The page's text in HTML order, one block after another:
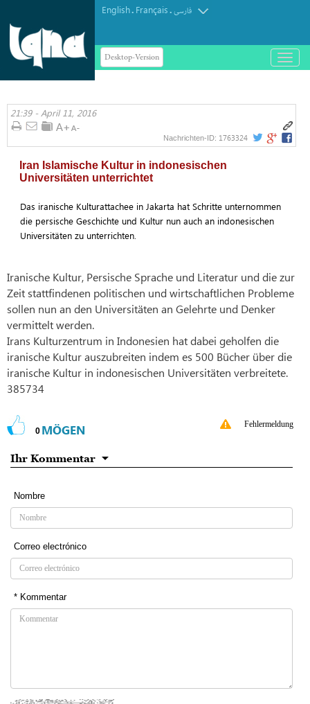
English. Français.فارسی
Desktop-Version
باز
و
کردن
21:39 - April 11, 2016
Nachrichten-ID: 1763324
Iran Islamische Kultur in indonesischen
Universitäten unterrichtet
Das iranische Kulturattachee in Jakarta hat Schritte unternommen
die persische Geschichte und Kultur nun auch an indonesischen
Universitäten zu unterrichten.
Iranische Kultur, Persische Sprache und Literatur und die zur
Zeit stattfindenen politischen und wirtschaftlichen Probleme
sollen nun an den Universitäten an Gelehrte und Denker
vermittelt werden.
Irans Kulturzentrum in Indonesien hat dabei geholfen die
iranische Kultur auszubreiten indem es 500 Bücher über die
iranische Kultur in indonesischen Universitäten verbreitete.
385734
0 MÖGEN Fehlermeldung
Ihr Kommentar
Nombre
Correo electrónico
* Kommentar